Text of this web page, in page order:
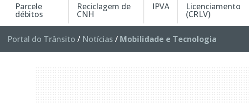
Parcele
débitos
Reciclagem de
CNH
IPVA Licenciamento
(CRLV)
Portal do Trânsito / Notícias / Mobilidade e Tecnologia